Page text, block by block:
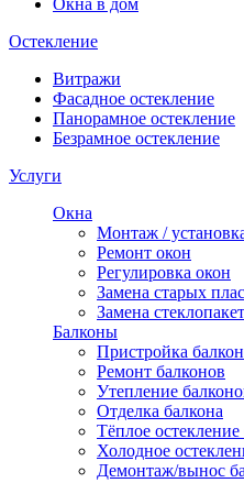
Окна в дом
Остекление
Витражи
Фасадное остекление
Панорамное остекление
Безрамное остекление
Услуги
Окна
Монтаж /
Ремонт окон
Регулировка окон
Замена старых
Замена
Балконы
Пристройка
Ремонт балконов
Утепление
Отделка балкона
Тёплое остекление
Холодное
Демонтаж/вынос